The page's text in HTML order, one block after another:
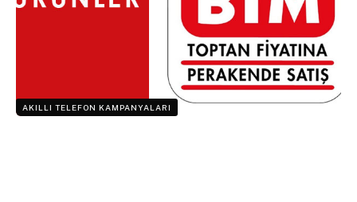
AKILLI TELEFON KAMPANYALARI